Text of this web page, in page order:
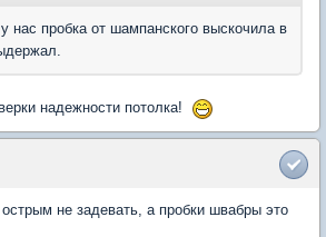
нас пробка от шампанского выскочила в
надежности потолка!
не задевать, а пробки швабры это